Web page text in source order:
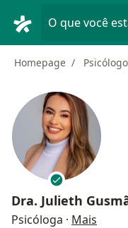
O que você
Homepage Psicólogo
Dra. Julieth
Psicóloga · Mais